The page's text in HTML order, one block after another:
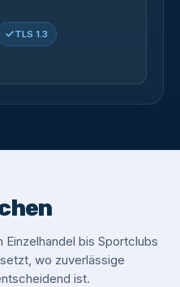
TLS 1.3
Einzelhandel bis Sportclubs
wo zuverlässige
ist.